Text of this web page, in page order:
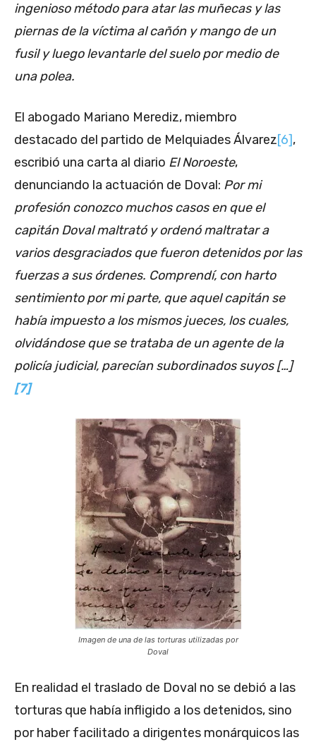
ingenioso método para atar las muñecas y las
piernas de la víctima al cañón y mango de un
fusil y luego levantarle del suelo por medio de
una polea.
El abogado Mariano Merediz, miembro
destacado del partido de Melquiades Álvarez[6],
escribió una carta al diario El Noroeste,
denunciando la actuación de Doval: Por mi
profesión conozco muchos casos en que el
capitán Doval maltrató y ordenó maltratar a
varios desgraciados que fueron detenidos por las
fuerzas a sus órdenes. Comprendí, con harto
sentimiento por mi parte, que aquel capitán se
había impuesto a los mismos jueces, los cuales,
olvidándose que se trataba de un agente de la
policía judicial, parecían subordinados suyos […]
[7]
Imagen de una de las torturas utilizadas por
Doval
En realidad el traslado de Doval no se debió a las
torturas que había infligido a los detenidos, sino
por haber facilitado a dirigentes monárquicos las